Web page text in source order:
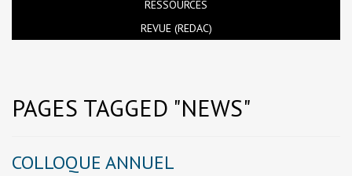
RESSOURCES
REVUE (REDAC)
PAGES TAGGED "NEWS"
COLLOQUE ANNUEL